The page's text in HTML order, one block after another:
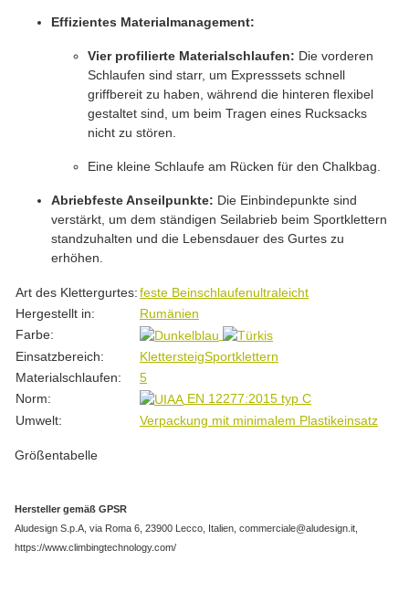
Effizientes Materialmanagement:
Vier profilierte Materialschlaufen: Die vorderen
Schlaufen sind starr, um Expresssets schnell
griffbereit zu haben, während die hinteren flexibel
gestaltet sind, um beim Tragen eines Rucksacks
nicht zu stören.
Eine kleine Schlaufe am Rücken für den Chalkbag.
Abriebfeste Anseilpunkte: Die Einbindepunkte sind
verstärkt, um dem ständigen Seilabrieb beim Sportklettern
standzuhalten und die Lebensdauer des Gurtes zu
erhöhen.
Produkteigenschaft
Wert
Art des Klettergurtes:feste Beinschlaufenultraleicht
Hergestellt in:
Rumänien
Farbe:
Einsatzbereich:
KlettersteigSportklettern
Materialschlaufen:
5
Norm:
EN 12277:2015 typ C
Umwelt:
Verpackung mit minimalem Plastikeinsatz
Größentabelle
Hersteller gemäß GPSR
Aludesign S.p.A, via Roma 6, 23900 Lecco, Italien, commerciale@aludesign.it,
https://www.climbingtechnology.com/